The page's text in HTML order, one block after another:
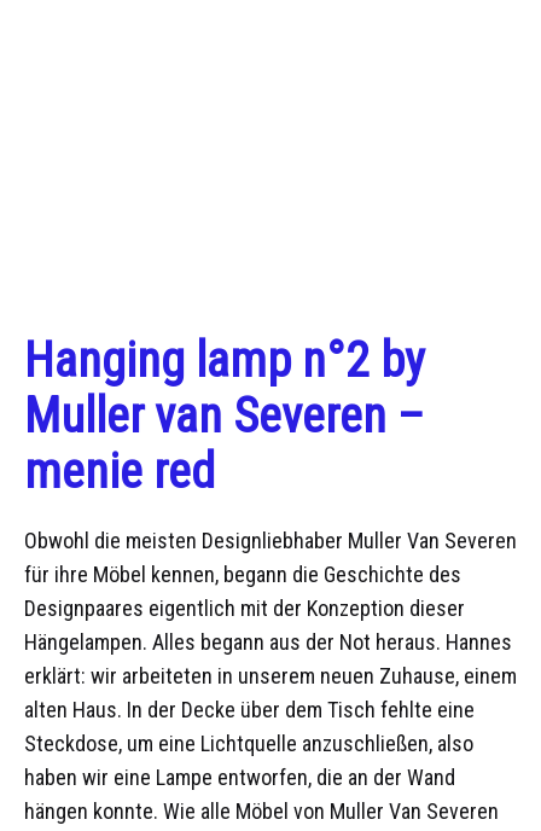
Hanging lamp n°2 by
Muller van Severen –
menie red
Obwohl die meisten Designliebhaber Muller Van Severen
für ihre Möbel kennen, begann die Geschichte des
Designpaares eigentlich mit der Konzeption dieser
Hängelampen. Alles begann aus der Not heraus. Hannes
erklärt: wir arbeiteten in unserem neuen Zuhause, einem
alten Haus. In der Decke über dem Tisch fehlte eine
Steckdose, um eine Lichtquelle anzuschließen, also
haben wir eine Lampe entworfen, die an der Wand
hängen konnte. Wie alle Möbel von Muller Van Severen